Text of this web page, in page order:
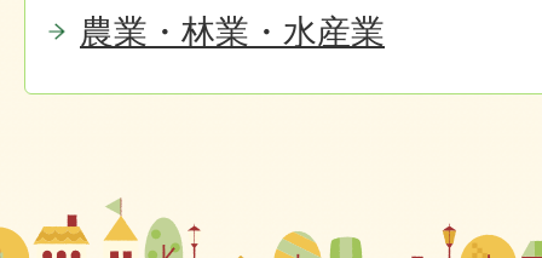
農業・林業・水産業